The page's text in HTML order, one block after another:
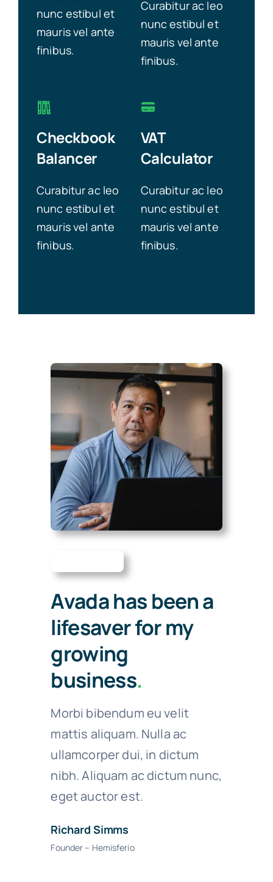
nunc estibul et
mauris vel ante
finibus.
Curabitur ac leo
nunc estibul et
mauris vel ante
finibus.
Checkbook
Balancer
Curabitur ac leo
nunc estibul et
mauris vel ante
finibus.
VAT
Calculator
Curabitur ac leo
nunc estibul et
mauris vel ante
finibus.
Avada has been a
lifesaver for my
growing
business.
Morbi bibendum eu velit
mattis aliquam. Nulla ac
ullamcorper dui, in dictum
nibh. Aliquam ac dictum nunc,
eget auctor est.
Richard Simms
Founder – Hemisferio